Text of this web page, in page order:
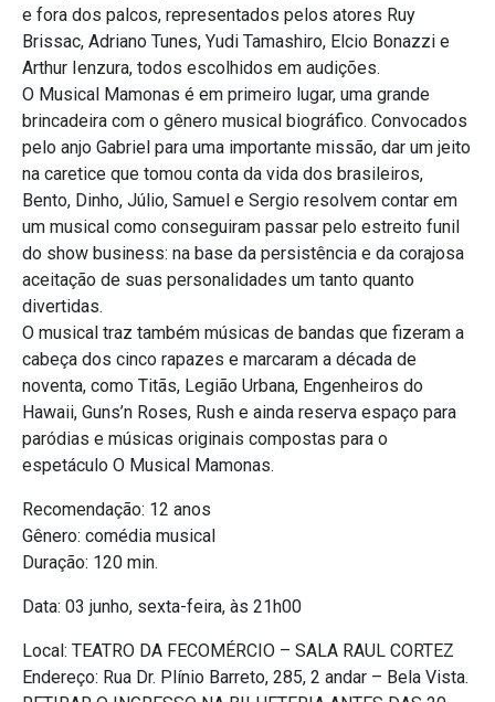
e fora dos palcos, representados pelos atores Ruy
Brissac, Adriano Tunes, Yudi Tamashiro, Elcio Bonazzi e
Arthur Ienzura, todos escolhidos em audições.
O Musical Mamonas é em primeiro lugar, uma grande
brincadeira com o gênero musical biográfico. Convocados
pelo anjo Gabriel para uma importante missão, dar um jeito
na caretice que tomou conta da vida dos brasileiros,
Bento, Dinho, Júlio, Samuel e Sergio resolvem contar em
um musical como conseguiram passar pelo estreito funil
do show business: na base da persistência e da corajosa
aceitação de suas personalidades um tanto quanto
divertidas.
O musical traz também músicas de bandas que fizeram a
cabeça dos cinco rapazes e marcaram a década de
noventa, como Titãs, Legião Urbana, Engenheiros do
Hawaii, Guns’n Roses, Rush e ainda reserva espaço para
paródias e músicas originais compostas para o
espetáculo O Musical Mamonas.
Recomendação: 12 anos
Gênero: comédia musical
Duração: 120 min.
Data: 03 junho, sexta-feira, às 21h00
Local: TEATRO DA FECOMÉRCIO – SALA RAUL CORTEZ
Endereço: Rua Dr. Plínio Barreto, 285, 2 andar – Bela Vista.